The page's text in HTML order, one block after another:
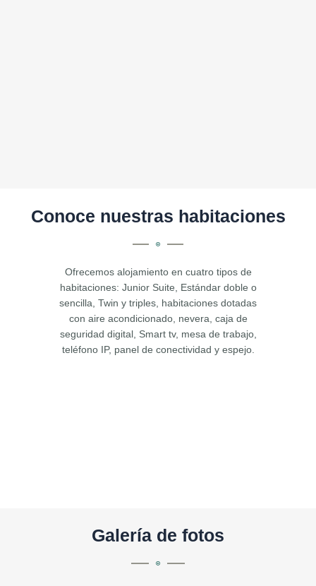
Conoce nuestras habitaciones
Ofrecemos alojamiento en cuatro tipos de
habitaciones: Junior Suite, Estándar doble o
sencilla, Twin y triples, habitaciones dotadas
con aire acondicionado, nevera, caja de
seguridad digital, Smart tv, mesa de trabajo,
teléfono IP, panel de conectividad y espejo.
Galería de fotos